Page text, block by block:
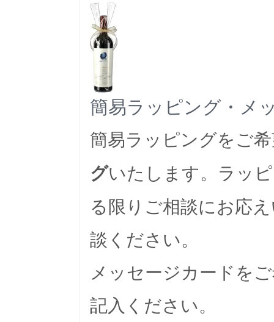
簡易ラッピング・メ
簡易ラッピングをご
グいたします。ラッ
る限りご相談にお応
談ください。
メッセージカードを
記入ください。